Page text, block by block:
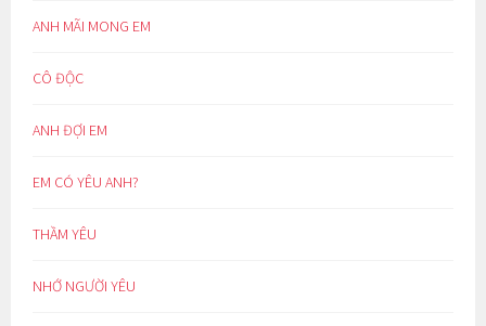
ANH MÃI MONG EM
CÔ ĐỘC
ANH ĐỢI EM
EM CÓ YÊU ANH?
THẦM YÊU
NHỚ NGƯỜI YÊU